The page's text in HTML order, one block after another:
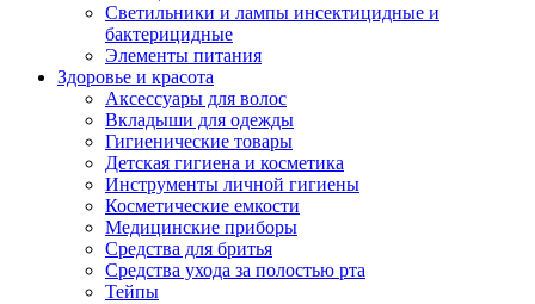
Светильники и лампы инсектицидные и
бактерицидные
Элементы питания
Здоровье и красота
Аксессуары для волос
Вкладыши для одежды
Гигиенические товары
Детская гигиена и косметика
Инструменты личной гигиены
Косметические емкости
Медицинские приборы
Средства для бритья
Средства ухода за полостью рта
Тейпы